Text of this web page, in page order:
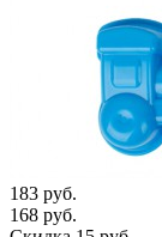
183 руб.
168 руб.